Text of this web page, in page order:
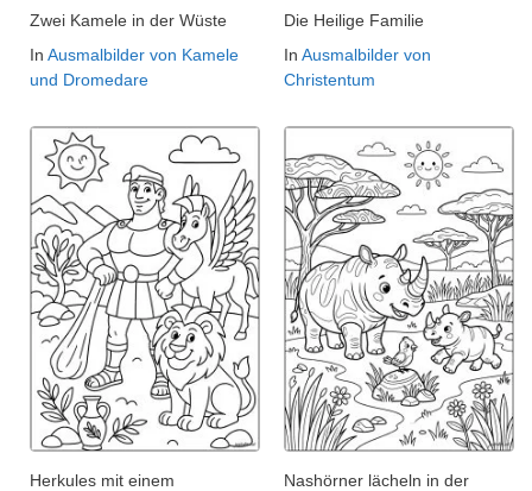
Zwei Kamele in der Wüste
In Ausmalbilder von Kamele
und Dromedare
Die Heilige Familie
In Ausmalbilder von
Christentum
Herkules mit einem
Nashörner lächeln in der